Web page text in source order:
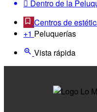
Dentro de la
Centros de
+1 Peluquerías
Vista rápida